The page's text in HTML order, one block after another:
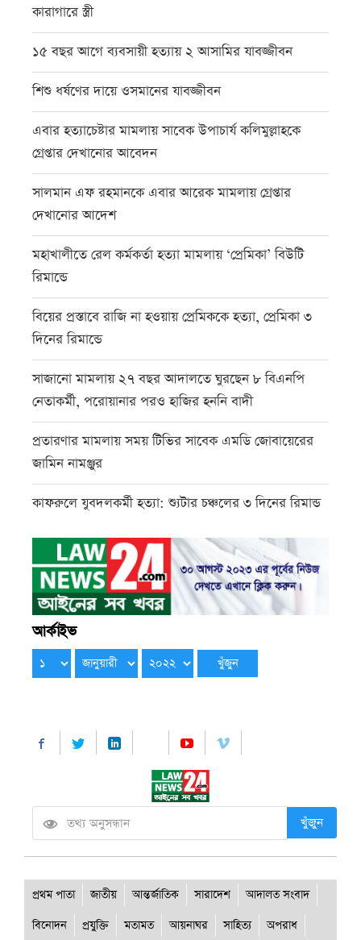
কারাগারে স্ত্রী
১৫ বছর আগে ব্যবসায়ী হত্যায় ২ আসামির যাবজ্জীবন
শিশু ধর্ষণের দায়ে ওসমানের যাবজ্জীবন
এবার হত্যাচেষ্টার মামলায় সাবেক উপাচার্য কলিমুল্লাহকে
গ্রেপ্তার দেখানোর আবেদন
সালমান এফ রহমানকে এবার আরেক মামলায় গ্রেপ্তার
দেখানোর আদেশ
মহাখালীতে রেল কর্মকর্তা হত্যা মামলায় ‘প্রেমিকা’ বিউটি
রিমান্ডে
বিয়ের প্রস্তাবে রাজি না হওয়ায় প্রেমিককে হত্যা, প্রেমিকা ৩
দিনের রিমান্ডে
সাজানো মামলায় ২৭ বছর আদালতে ঘুরছেন ৮ বিএনপি
নেতাকর্মী, পরোয়ানার পরও হাজির হননি বাদী
প্রতারণার মামলায় সময় টিভির সাবেক এমডি জোবায়েরের
জামিন নামঞ্জুর
কাফরুলে যুবদলকর্মী হত্যা: শ্যুটার চঞ্চলের ৩ দিনের রিমান্ড
আর্কাইভ
খুঁজুন
প্রথম পাতা জাতীয় আন্তর্জাতিক সারাদেশ
আদালত সংবাদ
বিনোদন
প্রযুক্তি মতামত আয়নাঘর সাহিত্য অপরাধ